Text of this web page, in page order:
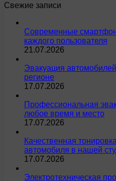
Свежие записи
Современные
каждого пользователя
21.07.2026
Эвакуация
регионе
17.07.2026
Профессиональная
любое время и место
17.07.2026
Качественная
автомобиля в нашей
17.07.2026
Электротехническая